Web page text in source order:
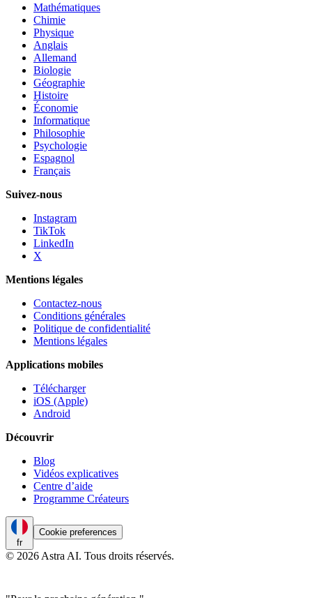
Mathématiques
Chimie
Physique
Anglais
Allemand
Biologie
Géographie
Histoire
Économie
Informatique
Philosophie
Psychologie
Espagnol
Français
Suivez-nous
Instagram
TikTok
LinkedIn
X
Mentions légales
Contactez-nous
Conditions générales
Politique de confidentialité
Mentions légales
Applications mobiles
Télécharger
iOS (Apple)
Android
Découvrir
Blog
Vidéos explicatives
Centre d’aide
Programme Créateurs
fr
Cookie preferences
© 2026 Astra AI. Tous droits réservés.